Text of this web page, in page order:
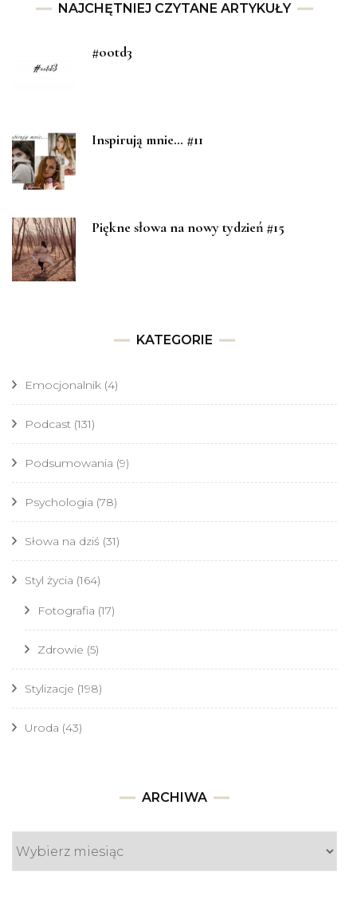
NAJCHĘTNIEJ CZYTANE ARTYKUŁY
#ootd3
Inspirują mnie… #11
Piękne słowa na nowy tydzień #15
KATEGORIE
Emocjonalnik (4)
Podcast (131)
Podsumowania (9)
Psychologia (78)
Słowa na dziś (31)
Styl życia (164)
Fotografia (17)
Zdrowie (5)
Stylizacje (198)
Uroda (43)
ARCHIWA
Archiwa